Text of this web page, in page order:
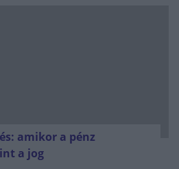
amikor a pénz
a jog